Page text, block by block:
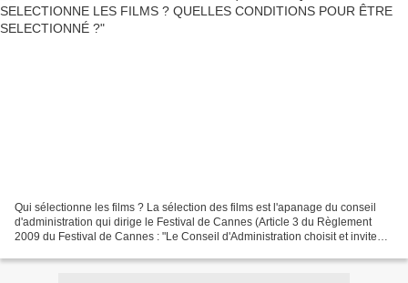
Qui sélectionne les films ? La sélection des films est l'apanage du conseil
d'administration qui dirige le Festival de Cannes (Article 3 du Règlement
2009 du Festival de Cannes : "Le Conseil d'Administration choisit et invite